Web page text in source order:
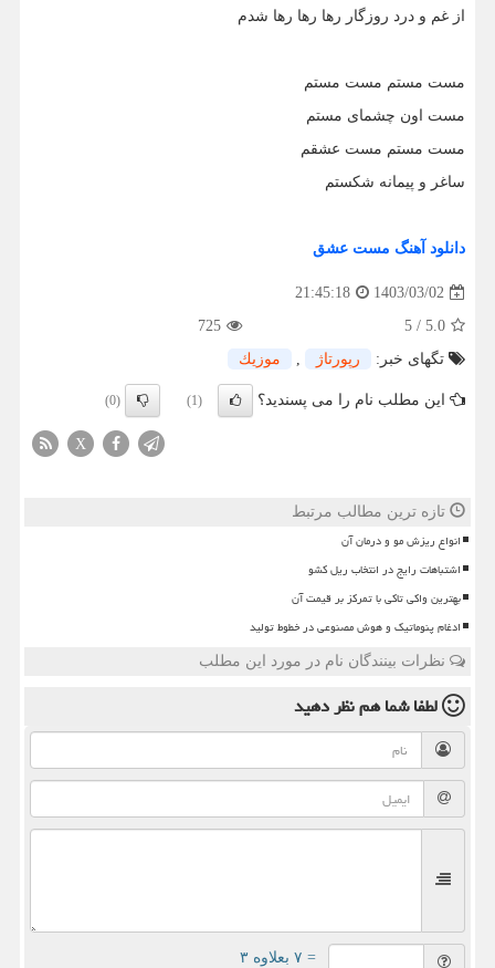
از غم و درد روزگار رها رها رها شدم
مست مستم مست مستم
مست اون چشماى مستم
مست مستم مست عشقم
ساغر و پيمانه شكستم
دانلود آهنگ مست عشق
1403/03/02
21:45:18
5.0
/
5
725
تگهای خبر:
رپورتاژ , موزیك
این مطلب نام را می پسندید؟ (1)
(0)
X
تازه ترین مطالب مرتبط
انواع ریزش مو و درمان آن
اشتباهات رایج در انتخاب ریل کشو
بهترین واکی تاکی با تمرکز بر قیمت آن
ادغام پنوماتیک و هوش مصنوعی در خطوط تولید
نظرات بینندگان نام در مورد این مطلب
لطفا شما همنظر دهید
= ۷ بعلاوه ۳